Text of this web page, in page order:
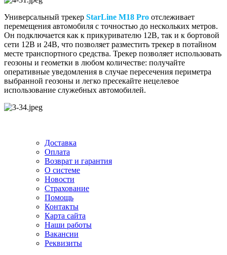
Универсальный трекер StarLine M18 Pro отслеживает
перемещения автомобиля с точностью до нескольких метров.
Он подключается как к прикуривателю 12В, так и к бортовой
сети 12В и 24В, что позволяет разместить трекер в потайном
месте транспортного средства. Трекер позволяет использовать
геозоны и геометки в любом количестве: получайте
оперативные уведомления в случае пересечения периметра
выбранной геозоны и легко пресекайте нецелевое
использование служебных автомобилей.
Доставка
Оплата
Возврат и гарантия
О системе
Новости
Страхование
Помощь
Контакты
Карта сайта
Наши работы
Вакансии
Реквизиты